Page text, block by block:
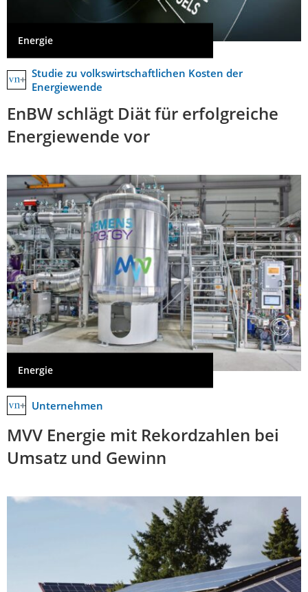
Energie
Studie zu volkswirtschaftlichen Kosten der
Energiewende
EnBW schlägt Diät für erfolgreiche
Energiewende vor
Energie
Unternehmen
MVV Energie mit Rekordzahlen bei
Umsatz und Gewinn